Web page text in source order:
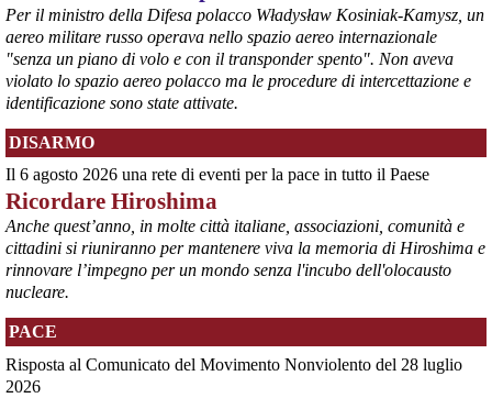
@peacelink - 6/8/2026 21:35
Ultimi cento milioni di euro per l’ex Ilva, poi non saranno più
possibili nuovi aiuti di Stato. Lo ha confermato il ministro Adolfo
Urso durante l’incontro al Mimit con le imprese dell’indotto: la
tranche conclusiva del prestito autorizzato dall’Unione europea
dovrà essere erogata entro il 9 agosto e restituita dal futuro
acquirente.
Fonte: Studio100
#ILVA
Per il ministro della Difesa polacco Władysław Kosiniak-Kamysz, un
aereo militare russo operava nello spazio aereo internazionale
"senza un piano di volo e con il transponder spento". Non aveva
violato lo spazio aereo polacco ma le procedure di intercettazione e
identificazione sono state attivate.
DISARMO
Il 6 agosto 2026 una rete di eventi per la pace in tutto il Paese
Ricordare Hiroshima
Anche quest’anno, in molte città italiane, associazioni, comunità e
cittadini si riuniranno per mantenere viva la memoria di Hiroshima e
rinnovare l’impegno per un mondo senza l'incubo dell'olocausto
nucleare.
PACE
Risposta al Comunicato del Movimento Nonviolento del 28 luglio
2026